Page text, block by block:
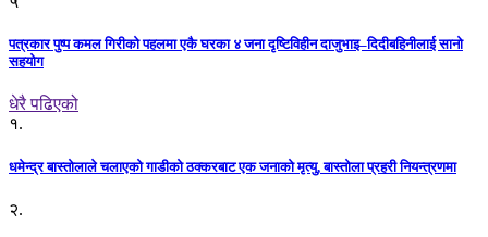
पत्रकार पुष्प कमल गिरीको पहलमा एकै घरका ४ जना दृष्टिविहीन दाजुभाइ–दिदीबहिनीलाई सानो
सहयोग
धेरै पढिएको
१.
धमेन्द्र बास्तोलाले चलाएको गाडीको ठक्करबाट एक जनाको मृत्यु, बास्तोला प्रहरी नियन्त्रणमा
२.